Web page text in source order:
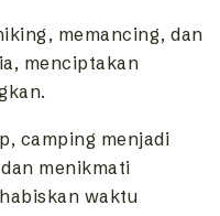
memancing, dan
menciptakan
camping menjadi
menikmati
waktu